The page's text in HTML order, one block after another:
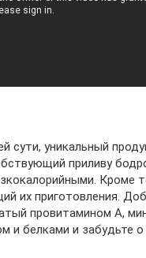
сути, уникальный
приливу
Кроме
их приготовления.
провитамином А,
и белками и забудьте